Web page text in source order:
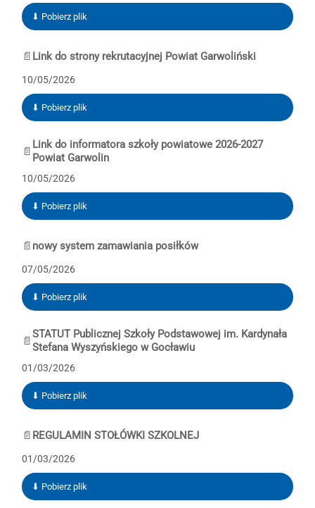
⬇ Pobierz plik
📄 Link do strony rekrutacyjnej Powiat Garwoliński
10/05/2026
⬇ Pobierz plik
📄
Link do informatora szkoły powiatowe 2026-2027
Powiat Garwolin
10/05/2026
⬇ Pobierz plik
📄 nowy system zamawiania posiłków
07/05/2026
⬇ Pobierz plik
📄
STATUT Publicznej Szkoły Podstawowej im. Kardynała
Stefana Wyszyńskiego w Gocławiu
01/03/2026
⬇ Pobierz plik
📄 REGULAMIN STOŁÓWKI SZKOLNEJ
01/03/2026
⬇ Pobierz plik